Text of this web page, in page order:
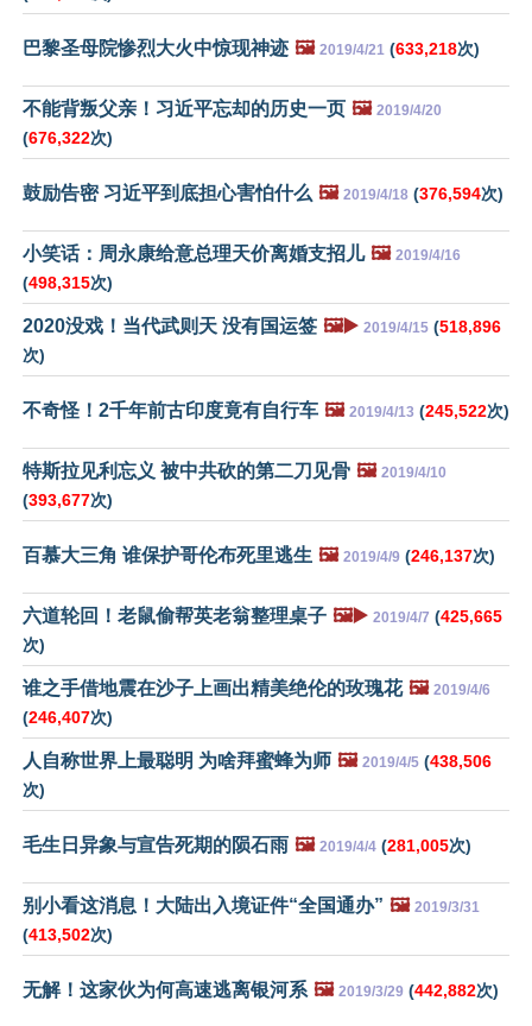
巴黎圣母院惨烈大火中惊现神迹 🖼️ 2019/4/21 (633,218次)
不能背叛父亲！习近平忘却的历史一页 🖼️ 2019/4/20
(676,322次)
鼓励告密 习近平到底担心害怕什么 🖼️ 2019/4/18 (376,594次)
小笑话：周永康给意总理天价离婚支招儿 🖼️ 2019/4/16
(498,315次)
2020没戏！当代武则天 没有国运签 🖼️▶️ 2019/4/15 (518,896
次)
不奇怪！2千年前古印度竟有自行车 🖼️ 2019/4/13 (245,522次)
特斯拉见利忘义 被中共砍的第二刀见骨 🖼️ 2019/4/10
(393,677次)
百慕大三角 谁保护哥伦布死里逃生 🖼️ 2019/4/9 (246,137次)
六道轮回！老鼠偷帮英老翁整理桌子 🖼️▶️ 2019/4/7 (425,665
次)
谁之手借地震在沙子上画出精美绝伦的玫瑰花 🖼️ 2019/4/6
(246,407次)
人自称世界上最聪明 为啥拜蜜蜂为师 🖼️ 2019/4/5 (438,506
次)
毛生日异象与宣告死期的陨石雨 🖼️ 2019/4/4 (281,005次)
别小看这消息！大陆出入境证件“全国通办” 🖼️ 2019/3/31
(413,502次)
无解！这家伙为何高速逃离银河系 🖼️ 2019/3/29 (442,882次)